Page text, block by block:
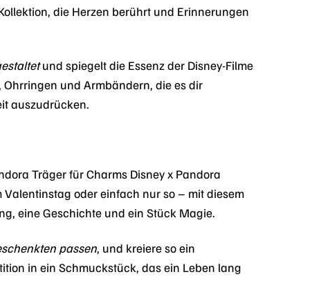
die Herzen berührt und Erinnerungen
und spiegelt die Essenz der Disney-Filme
und Armbändern, die es dir
auszudrücken.
Träger für Charms Disney x Pandora
oder einfach nur so – mit diesem
eine Geschichte und ein Stück Magie.
passen, und kreiere so ein
in ein Schmuckstück, das ein Leben lang